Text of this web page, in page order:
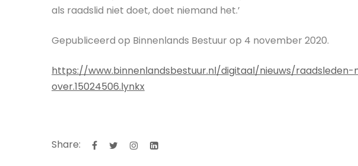
als raadslid niet doet, doet niemand het.’
Gepubliceerd op Binnenlands Bestuur op 4 november 2020.
https://www.binnenlandsbestuur.nl/digitaal/nieuws/
over.15024506.lynkx
Share: